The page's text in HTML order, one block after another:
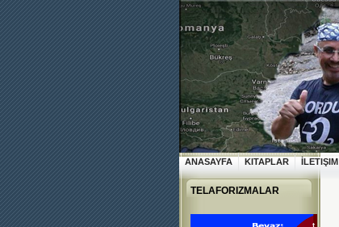
ANASAYFA KITAPLAR İLETIŞIM
TELAFORIZMALAR